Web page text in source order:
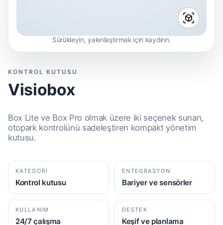
KONTROL KUTUSU
Visiobox
Box Lite ve Box Pro olmak üzere iki seçenek sunan,
otopark kontrolünü sadeleştiren kompakt yönetim
kutusu.
KATEGORI
Kontrol kutusu
ENTEGRASYON
Bariyer ve sensörler
KULLANIM
24/7 çalışma
DESTEK
Keşif ve planlama
Sürükleyin, yakınlaştırmak için kaydırın.